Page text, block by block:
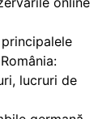
lucruri de